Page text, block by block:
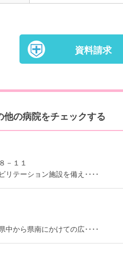
資料請求
の病院をチェックする
－１１
リテーション施設を備え････
中から県南にかけての広････